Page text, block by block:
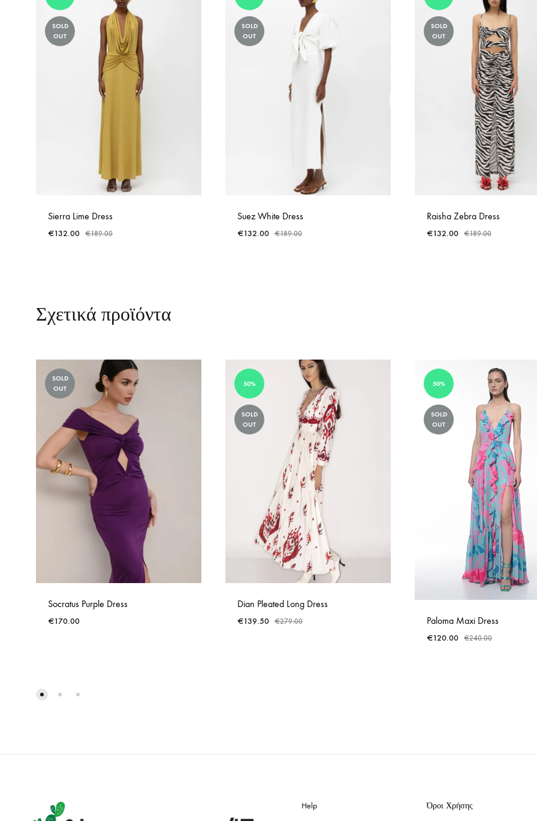
SOLD
OUT
Sierra Lime Dress
€132.00 €189.00
SOLD
OUT
Suez White Dress
€132.00 €189.00
SOLD
OUT
Raisha Zebra Dress
€132.00 €189.00
Σχετικά προϊόντα
SOLD
OUT
Socratus Purple Dress
€170.00
50%
SOLD
OUT
Dian Pleated Long Dress
€139.50 €279.00
50%
SOLD
OUT
Paloma Maxi Dress
€120.00 €240.00
Help Όροι Χρήσης